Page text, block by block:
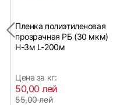
Пленка полиэтиленовая
прозрачная РБ (30 мкм)
Н-3м L-200м
Цена за кг:
50,00 лей
55,00 лей